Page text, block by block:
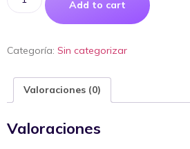
Add to cart
Categoría: Sin categorizar
Valoraciones (0)
Valoraciones